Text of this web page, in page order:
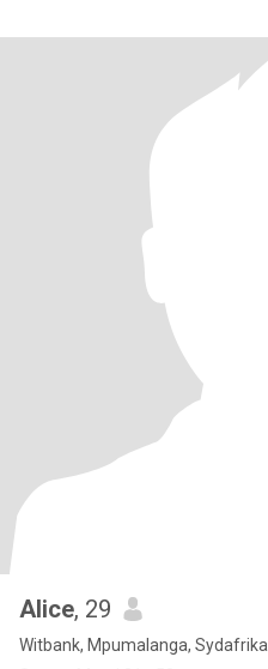
Alice, 29
Witbank, Mpumalanga, Sydafrika